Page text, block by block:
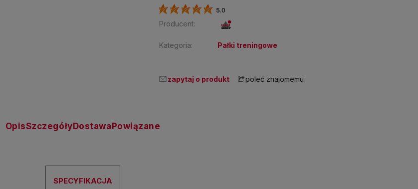
5.0
Producent:
Kategoria: Pałki treningowe
zapytaj o produkt poleć znajomemu
OpisSzczegółyDostawaPowiązane
SPECYFIKACJA